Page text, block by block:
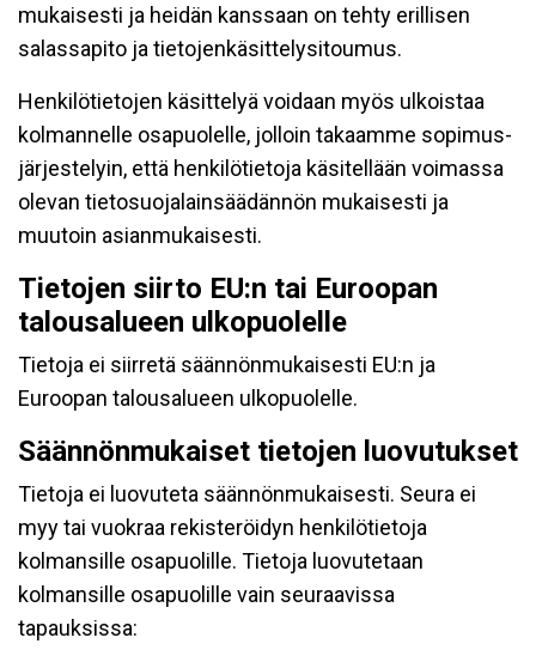
mukaisesti ja heidän kanssaan on tehty erillisen
salassapito ja tietojenkäsittelysitoumus.
Henkilötietojen käsittelyä voidaan myös ulkoistaa
kolmannelle osapuolelle, jolloin takaamme sopimus-
järjestelyin, että henkilötietoja käsitellään voimassa
olevan tietosuojalainsäädännön mukaisesti ja
muutoin asianmukaisesti.
Tietojen siirto EU:n tai Euroopan
talousalueen ulkopuolelle
Tietoja ei siirretä säännönmukaisesti EU:n ja
Euroopan talousalueen ulkopuolelle.
Säännönmukaiset tietojen luovutukset
Tietoja ei luovuteta säännönmukaisesti. Seura ei
myy tai vuokraa rekisteröidyn henkilötietoja
kolmansille osapuolille. Tietoja luovutetaan
kolmansille osapuolille vain seuraavissa
tapauksissa: